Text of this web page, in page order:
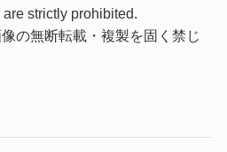
strictly prohibited.
の無断転載・複製を固く禁じ